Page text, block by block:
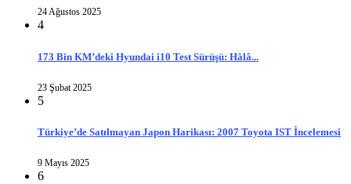
24 Ağustos 2025
4
173 Bin KM’deki Hyundai i10 Test Sürüşü: Hâlâ...
23 Şubat 2025
5
Türkiye’de Satılmayan Japon Harikası: 2007 Toyota IST İncelemesi
9 Mayıs 2025
6